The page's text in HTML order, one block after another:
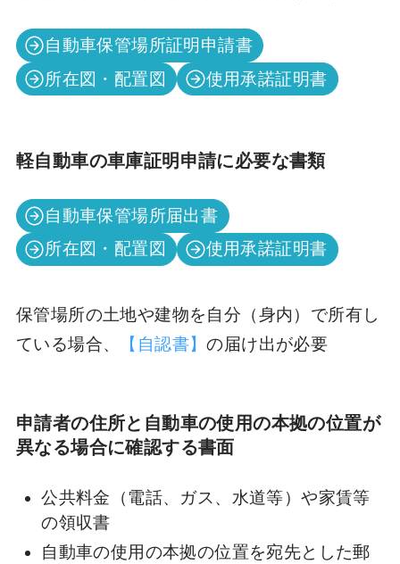
自動車保管場所証明申請書
所在図・配置図
使用承諾証明書
軽自動車の車庫証明申請に必要な書類
自動車保管場所届出書
所在図・配置図
使用承諾証明書
保管場所の土地や建物を自分（身内）で所有し
ている場合、
【自認書】の届け出が必要
申請者の住所と自動車の使用の本拠の位置が
異なる場合に確認する書面
公共料金（電話、ガス、水道等）や家賃等
の領収書
自動車の使用の本拠の位置を宛先とした郵